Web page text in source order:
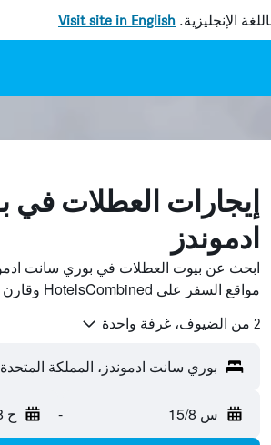
الإنجليزية. Visit site in English
إيجارات العطلات
ادموندز
ابحث عن بيوت العطلات في بوري سانت
مواقع السفر على HotelsCombined وقارن بينها ووفّر.
2 من الضيوف، غرفة واحدة
بوري سانت ادموندز، المملكة المتحدة
س 15/8 - ح 16/8